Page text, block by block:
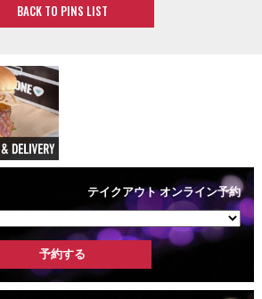
BACK TO PINS LIST
テイクアウト オンライン予約